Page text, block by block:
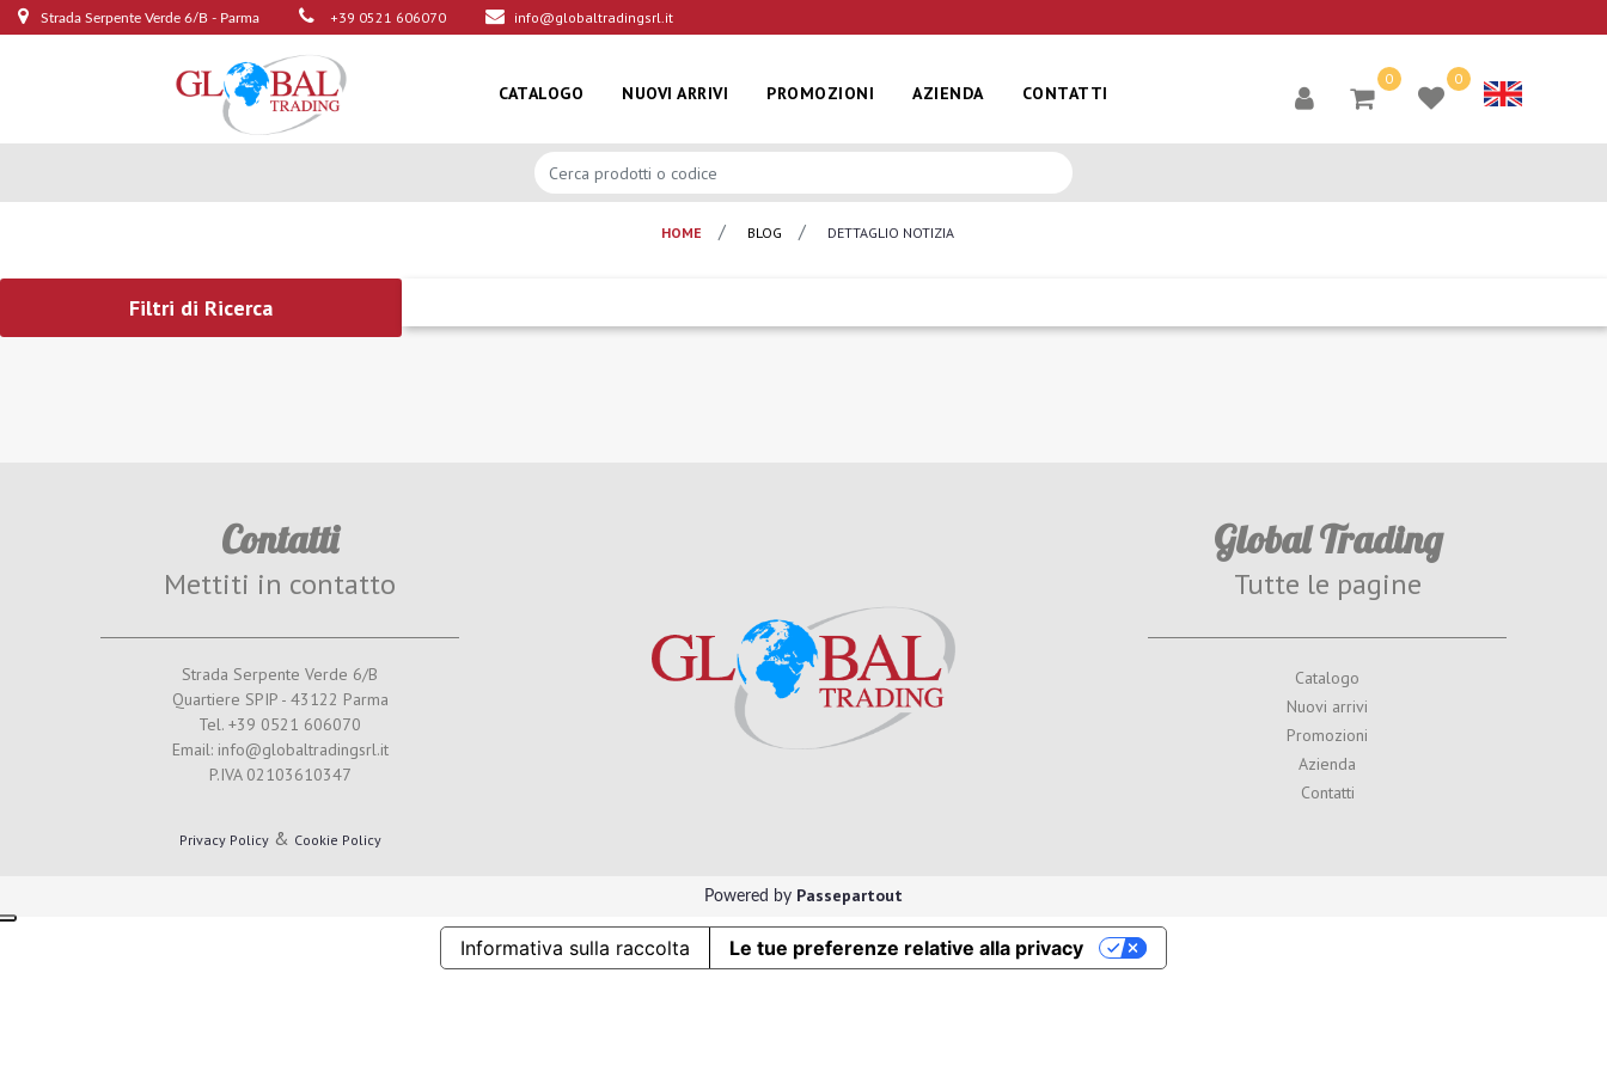
Strada Serpente Verde 6/B - Parma +39 0521 606070 info@globaltradingsrl.it
CATALOGO NUOVI ARRIVI PROMOZIONI AZIENDA CONTATTI
0 0
HOME BLOG DETTAGLIO NOTIZIA
Filtri di Ricerca
Contatti
Mettiti in contatto
Strada Serpente Verde 6/B
Quartiere SPIP - 43122 Parma
Tel. +39 0521 606070
Email: info@globaltradingsrl.it
P.IVA 02103610347
Privacy Policy& Cookie Policy
Global Trading
Tutte le pagine
Catalogo
Nuovi arrivi
Promozioni
Azienda
Contatti
Powered by Passepartout
Informativa sulla raccolta Le tue preferenze relative alla privacy